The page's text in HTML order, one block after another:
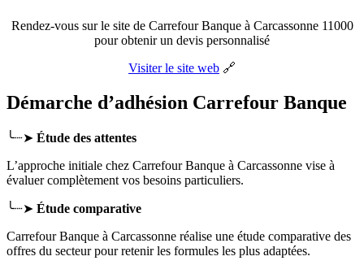
Rendez-vous sur le site de Carrefour Banque à Carcassonne 11000
pour obtenir un devis personnalisé
Visiter le site web 🔗
Démarche d’adhésion Carrefour Banque
╰┈➤ Étude des attentes
L’approche initiale chez Carrefour Banque à Carcassonne vise à
évaluer complètement vos besoins particuliers.
╰┈➤ Étude comparative
Carrefour Banque à Carcassonne réalise une étude comparative des
offres du secteur pour retenir les formules les plus adaptées.